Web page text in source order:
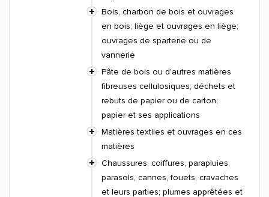
Bois, charbon de bois et ouvrages
en bois; liège et ouvrages en liège;
ouvrages de sparterie ou de
vannerie
Pâte de bois ou d'autres matières
fibreuses cellulosiques; déchets et
rebuts de papier ou de carton;
papier et ses applications
Matières textiles et ouvrages en ces
matières
Chaussures, coiffures, parapluies,
parasols, cannes, fouets, cravaches
et leurs parties; plumes apprêtées et